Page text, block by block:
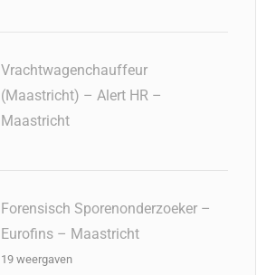
Vrachtwagenchauffeur
(Maastricht) – Alert HR –
Maastricht
Forensisch Sporenonderzoeker –
Eurofins – Maastricht
19 weergaven